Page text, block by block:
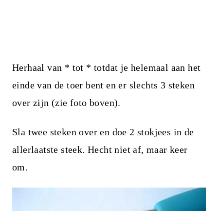
Herhaal van * tot * totdat je helemaal aan het
einde van de toer bent en er slechts 3 steken
over zijn (zie foto boven).
Sla twee steken over en doe 2 stokjees in de
allerlaatste steek. Hecht niet af, maar keer
om.